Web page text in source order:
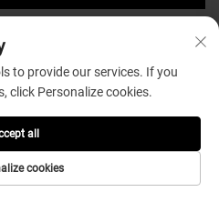
개인정보 처리방침
to provide our services. If you
click Personalize cookies.
cookies
all